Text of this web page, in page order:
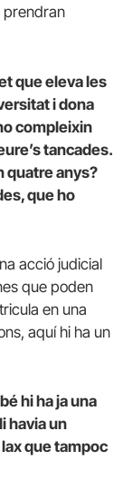
prendran
que eleva les
i dona
compleixin
tancades.
quatre anys?
que ho
acció judicial
que poden
en una
aquí hi ha un
hi ha ja una
havia un
que tampoc